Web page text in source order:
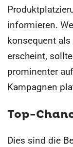
informieren.
konsequent
erscheint,
prominenter
Kampagnen
Top-
Dies sind die